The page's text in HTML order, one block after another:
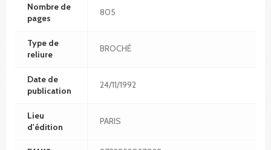
Nombre de
pages
805
Type de
reliure
BROCHÉ
Date de
publication
24/11/1992
Lieu
d'édition
PARIS